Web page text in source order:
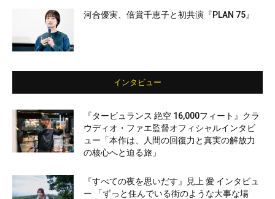
河合優実、倍賞千恵子と初共演『PLAN 75』
インタビュー
『タービュランス 絶空 16,000フィート』クラ
ウディオ・ファエ監督オフィシャルインタビ
ュー「本作は、人間の回復力と真実の解放力
の核心へと迫る旅」
『すべての夜を思いだす』見上 愛 インタビュ
ー 「ずっと住んでいる街のような大事な場